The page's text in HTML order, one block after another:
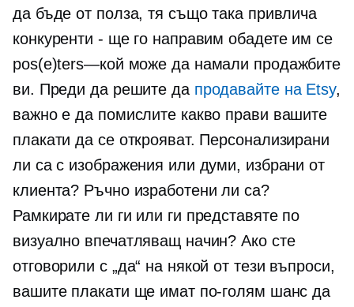
да бъде от полза, тя също така привлича
конкуренти - ще го направим обадете им се
pos(e)ters—кой може да намали продажбите
ви. Преди да решите да продавайте на Etsy,
важно е да помислите какво прави вашите
плакати да се открояват. Персонализирани
ли са с изображения или думи, избрани от
клиента? Ръчно изработени ли са?
Рамкирате ли ги или ги представяте по
визуално впечатляващ начин? Ако сте
отговорили с „да“ на някой от тези въпроси,
вашите плакати ще имат по-голям шанс да